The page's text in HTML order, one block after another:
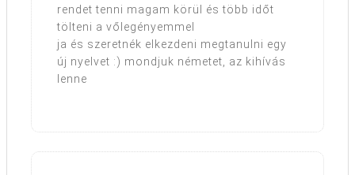
rendet tenni magam körül és több időt
tölteni a vőlegényemmel
ja és szeretnék elkezdeni megtanulni egy
új nyelvet :) mondjuk németet, az kihívás
lenne